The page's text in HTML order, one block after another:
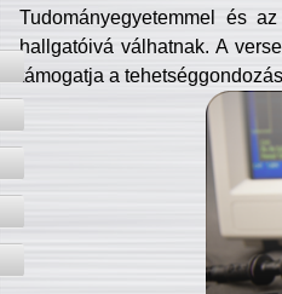
Tudományegyetemmel és
hallgatóivá válhatnak. A
támogatja a